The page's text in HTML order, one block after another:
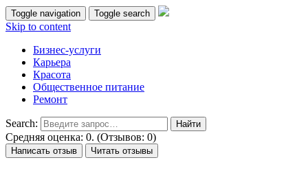
Toggle navigation Toggle search
Skip to content
Бизнес-услуги
Карьера
Красота
Общественное питание
Ремонт
Search:
Средняя оценка: 0. (Отзывов: 0)
Написать отзыв Читать отзывы